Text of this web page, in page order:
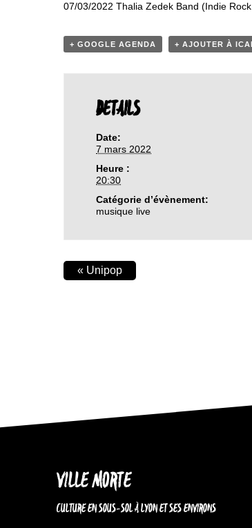
07/03/2022 Thalia Zedek Band (Indie
+ GOOGLE AGENDA + AJOUTER À
DETAILS
Date:
7 mars 2022
Heure :
20:30
Catégorie d’évènement:
musique live
« Unipop
VILLE MORTE
CULTURE EN SOUS-SOL À LYON ET SES ENVIRONS